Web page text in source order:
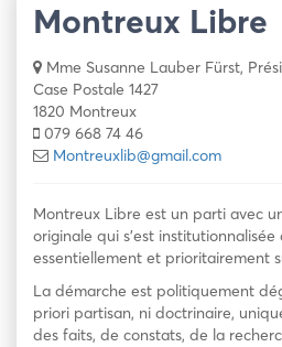
Montreux Libre
Mme Susanne Lauber Fürst,
Case Postale 1427
1820 Montreux
079 668 74 46
Montreuxlib@gmail.com
Montreux Libre est un parti avec
originale qui s’est
essentiellement et prioritairement
La démarche est politiquement
priori partisan, ni doctrinaire,
des faits, de constats, de la